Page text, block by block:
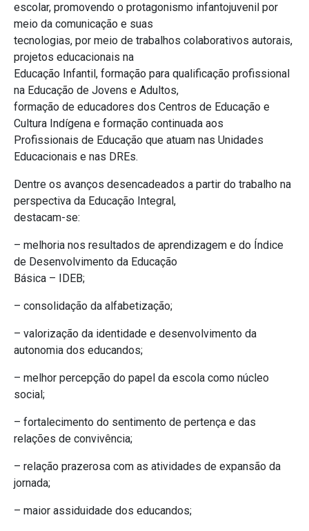
escolar, promovendo o protagonismo infantojuvenil por
meio da comunicação e suas
tecnologias, por meio de trabalhos colaborativos autorais,
projetos educacionais na
Educação Infantil, formação para qualificação profissional
na Educação de Jovens e Adultos,
formação de educadores dos Centros de Educação e
Cultura Indígena e formação continuada aos
Profissionais de Educação que atuam nas Unidades
Educacionais e nas DREs.
Dentre os avanços desencadeados a partir do trabalho na
perspectiva da Educação Integral,
destacam-se:
– melhoria nos resultados de aprendizagem e do Índice
de Desenvolvimento da Educação
Básica – IDEB;
– consolidação da alfabetização;
– valorização da identidade e desenvolvimento da
autonomia dos educandos;
– melhor percepção do papel da escola como núcleo
social;
– fortalecimento do sentimento de pertença e das
relações de convivência;
– relação prazerosa com as atividades de expansão da
jornada;
– maior assiduidade dos educandos;